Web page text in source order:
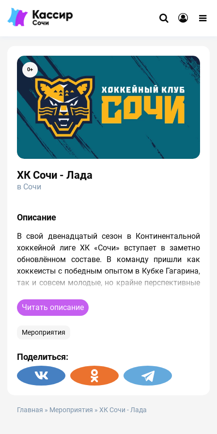
ХК Сочи - Лада
в Сочи
0+
Описание
В свой двенадцатый сезон в Континентальной
хоккейной лиге ХК «Сочи» вступает в заметно
обновлённом составе. В команду пришли как
хоккеисты с победным опытом в Кубке Гагарина,
так и совсем молодые, но крайне перспективные
легионеров, которую теперь составляют четыре
канадских игрока. Но главное, что самый
молодой российский клуб КХЛ этим летом
Владимир Крикунов, побеждавший в чемпионате
России ещё в далёком 2005-ом году и
тренировавший затем национальные сборные
России, Беларуси и Казахстана. Опытный
нацеленностью на результат должен помочь
Читать описание
Мероприятия
Поделиться:
Главная » Мероприятия » ХК Сочи - Лада